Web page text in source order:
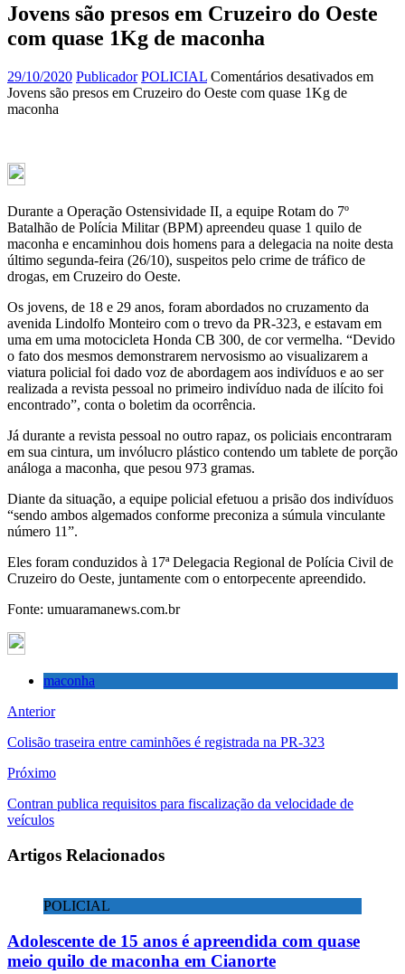
Jovens são presos em Cruzeiro do Oeste
com quase 1Kg de maconha
29/10/2020 Publicador POLICIAL Comentários desativados em
Jovens são presos em Cruzeiro do Oeste com quase 1Kg de
maconha
Durante a Operação Ostensividade II, a equipe Rotam do 7º
Batalhão de Polícia Militar (BPM) apreendeu quase 1 quilo de
maconha e encaminhou dois homens para a delegacia na noite desta
último segunda-feira (26/10), suspeitos pelo crime de tráfico de
drogas, em Cruzeiro do Oeste.
Os jovens, de 18 e 29 anos, foram abordados no cruzamento da
avenida Lindolfo Monteiro com o trevo da PR-323, e estavam em
uma em uma motocicleta Honda CB 300, de cor vermelha. “Devido
o fato dos mesmos demonstrarem nervosismo ao visualizarem a
viatura policial foi dado voz de abordagem aos indivíduos e ao ser
realizada a revista pessoal no primeiro indivíduo nada de ilícito foi
encontrado”, conta o boletim da ocorrência.
Já durante a revista pessoal no outro rapaz, os policiais encontraram
em sua cintura, um invólucro plástico contendo um tablete de porção
análoga a maconha, que pesou 973 gramas.
Diante da situação, a equipe policial efetuou a prisão dos indivíduos
“sendo ambos algemados conforme preconiza a súmula vinculante
número 11”.
Eles foram conduzidos à 17ª Delegacia Regional de Polícia Civil de
Cruzeiro do Oeste, juntamente com o entorpecente apreendido.
Fonte: umuaramanews.com.br
maconha
Anterior
Colisão traseira entre caminhões é registrada na PR-323
Próximo
Contran publica requisitos para fiscalização da velocidade de
veículos
Artigos Relacionados
POLICIAL
Adolescente de 15 anos é apreendida com quase
meio quilo de maconha em Cianorte